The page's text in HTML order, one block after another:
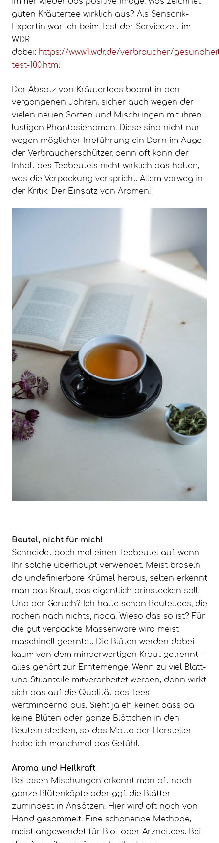
guten Kräutertee wirklich aus? Als Sensorik-
Expertin war ich beim Test der Servicezeit im
WDR
dabei: https://www1.wdr.de/verbraucher/
test-100.html
Der Absatz von Kräutertees boomt in den
vergangenen Jahren, sicher auch wegen der
vielen neuen Sorten und Mischungen mit ihren
lustigen Phantasienamen. Diese sind nicht nur
wegen möglicher Irreführung ein Dorn im Auge
der Verbraucherschützer, denn oft kann der
Inhalt des Teebeutels nicht wirklich das halten,
was die Verpackung verspricht. Allem vorweg in
der Kritik: Der Einsatz von Aromen!
Beutel, nicht für mich!
Schneidet doch mal einen Teebeutel auf, wenn
Ihr solche überhaupt verwendet. Meist bröseln
da undefinierbare Krümel heraus, selten erkennt
man das Kraut, das eigentlich drinstecken soll.
Und der Geruch? Ich hatte schon Beuteltees, die
rochen nach nichts, nada. Wieso das so ist? Für
die gut verpackte Massenware wird meist
maschinell geerntet. Die Blüten werden dabei
kaum von dem minderwertigen Kraut getrennt –
alles gehört zur Erntemenge. Wenn zu viel Blatt-
und Stilanteile mitverarbeitet werden, dann wirkt
sich das auf die Qualität des Tees
wertmindernd aus. Sieht ja eh keiner, dass da
keine Blüten oder ganze Blättchen in den
Beuteln stecken, so das Motto der Hersteller
habe ich manchmal das Gefühl.
Aroma und Heilkraft
Bei losen Mischungen erkennt man oft noch
ganze Blütenköpfe oder ggf. die Blätter
zumindest in Ansätzen. Hier wird oft noch von
Hand gesammelt. Eine schonende Methode,
meist angewendet für Bio- oder Arzneitees. Bei